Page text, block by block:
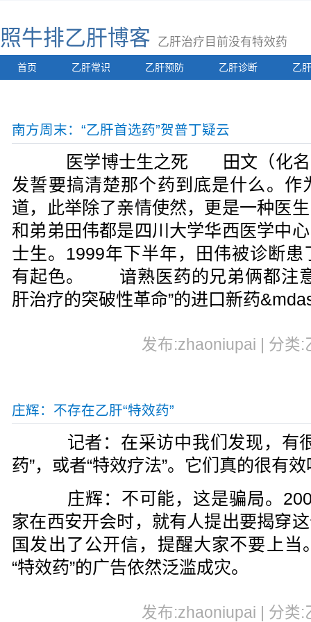
照牛排乙肝博客 乙肝治疗目前没有特效药
首页 乙肝常识 乙肝预防 乙肝诊断 乙
南方周末：“乙肝首选药”贺普丁疑云
医学博士生之死 田文（化名
发誓要搞清楚那个药到底是什么。作
道，此举除了亲情使然，更是一种
和弟弟田伟都是四川大学华西医学中
士生。1999年下半年，田伟被诊断
有起色。 谙熟医药的兄弟俩都注意
肝治疗的突破性革命”的进口新药
发布:zhaoniupai | 分类
庄辉：不存在乙肝“特效药”
记者：在采访中我们发现，有
药”，或者“特效疗法”。它们真的很有
庄辉：不可能，这是骗局。
家在西安开会时，就有人提出要揭穿
国发出了公开信，提醒大家不要上
“特效药”的广告依然泛滥成灾。
发布:zhaoniupai | 分类